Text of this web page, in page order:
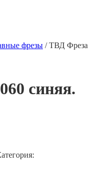
фрезы / ТВД Фреза
синяя.